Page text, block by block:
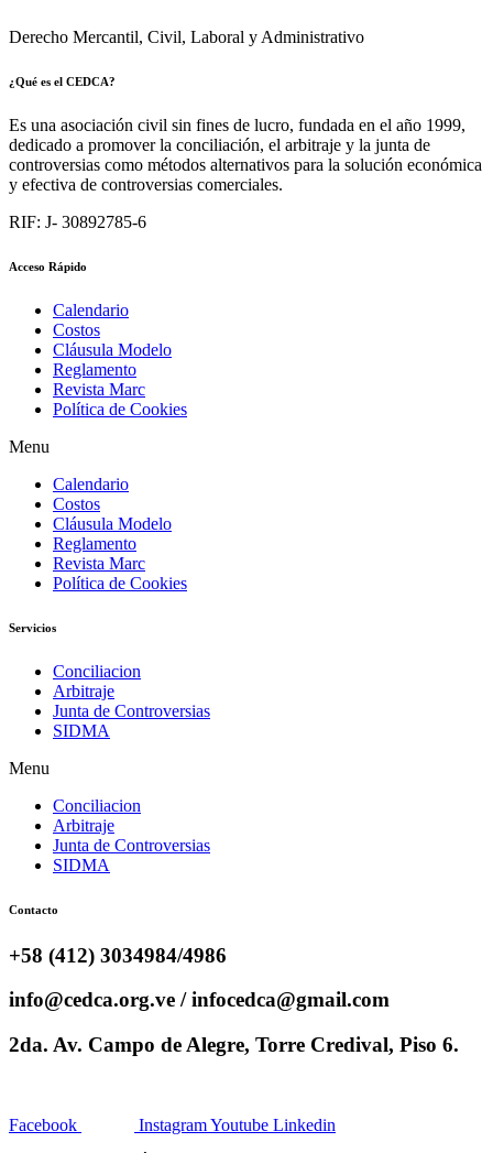
Derecho Mercantil, Civil, Laboral y Administrativo
¿Qué es el CEDCA?
Es una asociación civil sin fines de lucro, fundada en el año 1999,
dedicado a promover la conciliación, el arbitraje y la junta de
controversias como métodos alternativos para la solución económica
y efectiva de controversias comerciales.
RIF: J- 30892785-6
Acceso Rápido
Calendario
Costos
Cláusula Modelo
Reglamento
Revista Marc
Política de Cookies
Menu
Calendario
Costos
Cláusula Modelo
Reglamento
Revista Marc
Política de Cookies
Servicios
Conciliacion
Arbitraje
Junta de Controversias
SIDMA
Menu
Conciliacion
Arbitraje
Junta de Controversias
SIDMA
Contacto
+58 (412) 3034984/4986
info@cedca.org.ve / infocedca@gmail.com
2da. Av. Campo de Alegre, Torre Credival, Piso 6.
Facebook InstagramYoutube Linkedin